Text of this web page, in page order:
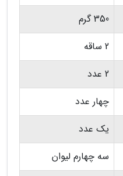
350 گرم
2 ساقه
2 عدد
چهار عدد
یک عدد
سه چهارم لیوان